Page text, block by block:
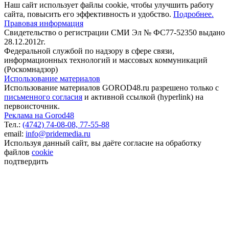
Наш сайт использует файлы cookie, чтобы улучшить работу
сайта, повысить его эффективность и удобство. Подробнее.
Правовая информация
Свидетельство о регистрации СМИ Эл № ФС77-52350 выдано
28.12.2012г.
Федеральной службой по надзору в сфере связи,
информационных технологий и массовых коммуникаций
(Роскомнадзор)
Использование материалов
Использование материалов GOROD48.ru разрешено только с
письменного согласия и активной ссылкой (hyperlink) на
первоисточник.
Реклама на Gorod48
Тел.: (4742) 74-08-08, 77-55-88
email: info@pridemedia.ru
Используя данный сайт, вы даёте согласие на обработку
файлов cookie
подтвердить